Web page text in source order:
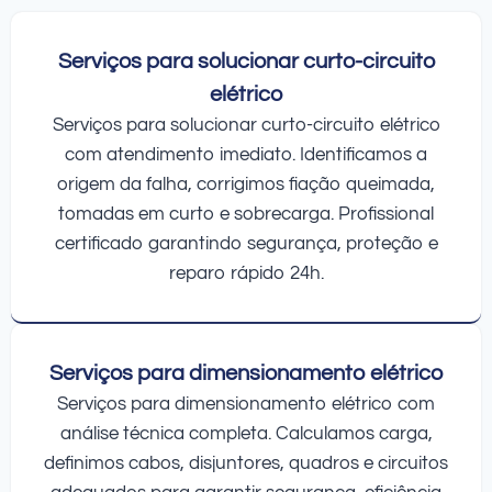
Serviços para solucionar curto-circuito
elétrico
Serviços para solucionar curto-circuito elétrico
com atendimento imediato. Identificamos a
origem da falha, corrigimos fiação queimada,
tomadas em curto e sobrecarga. Profissional
certificado garantindo segurança, proteção e
reparo rápido 24h.
Serviços para dimensionamento elétrico
Serviços para dimensionamento elétrico com
análise técnica completa. Calculamos carga,
definimos cabos, disjuntores, quadros e circuitos